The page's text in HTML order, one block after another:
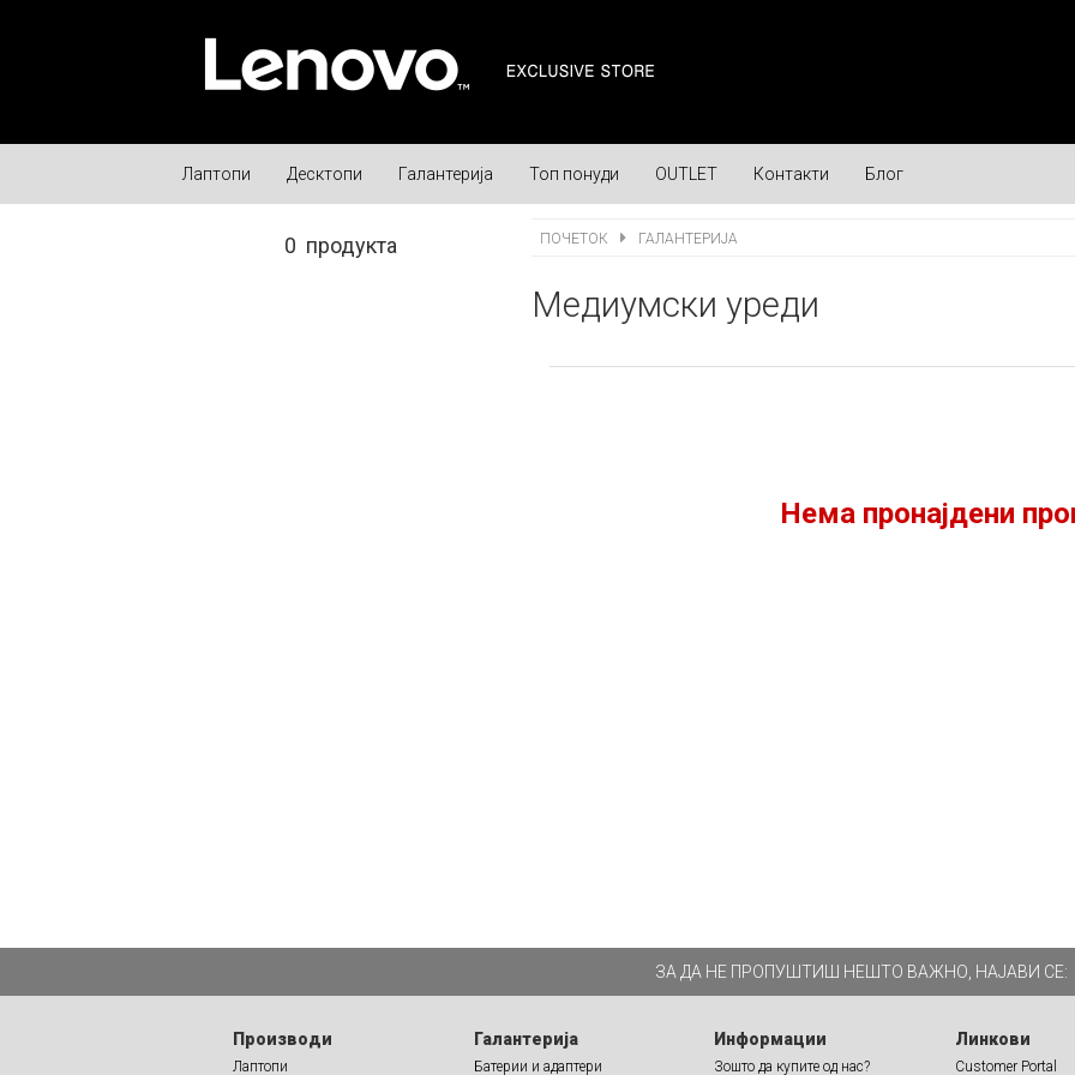
Лаптопи Десктопи Галантерија Топ понуди OUTLET Контакти Блог
ПОЧЕТОК ГАЛАНТЕРИЈА
Медиумски уреди
Нема пронајдени
0 продукта
ЗА ДА НЕ ПРОПУШТИШ НЕШТО ВАЖНО, НАЈАВИ СЕ:
Производи
Лаптопи
Галантерија
Батерии и адаптери
Информации
Зошто да купите од нас?
Линкови
Customer Portal